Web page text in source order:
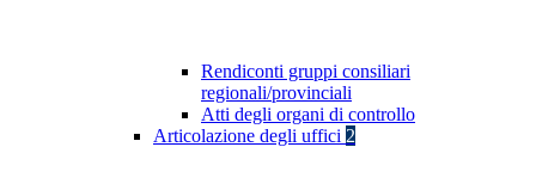
Rendiconti gruppi consiliari
regionali/provinciali
Atti degli organi di controllo
Articolazione degli uffici 2